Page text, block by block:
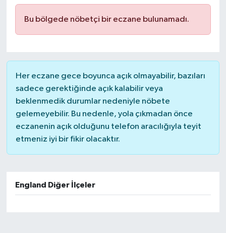
Bu bölgede nöbetçi bir eczane bulunamadı.
Her eczane gece boyunca açık olmayabilir, bazıları
sadece gerektiğinde açık kalabilir veya
beklenmedik durumlar nedeniyle nöbete
gelemeyebilir. Bu nedenle, yola çıkmadan önce
eczanenin açık olduğunu telefon aracılığıyla teyit
etmeniz iyi bir fikir olacaktır.
England Diğer İlçeler